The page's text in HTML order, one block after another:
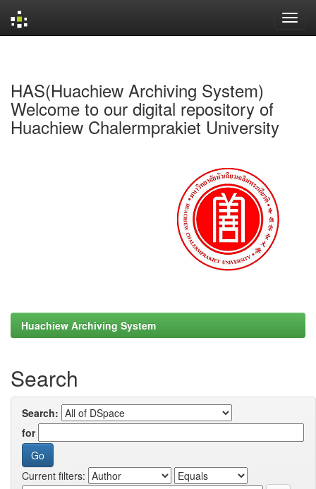
HAS(Huachiew Archiving System)
Welcome to our digital repository of
Huachiew Chalermprakiet University
Huachiew Archiving System
Search
Search:
for
Current filters: